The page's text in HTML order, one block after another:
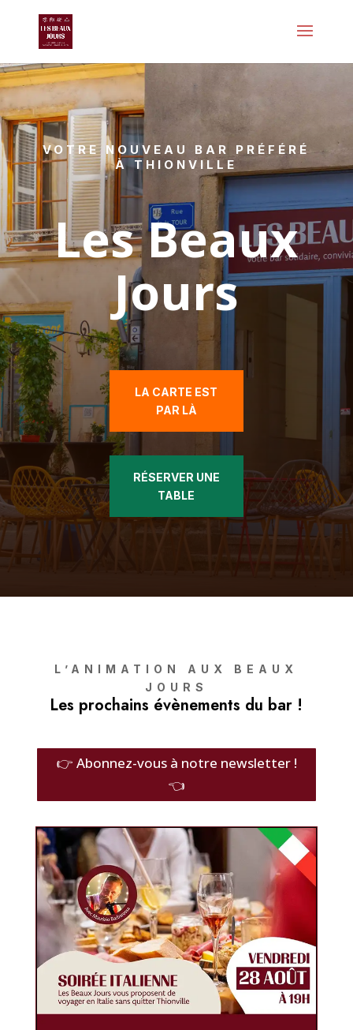
VOTRE NOUVEAU BAR PRÉFÉRÉ
À THIONVILLE
Les Beaux
Jours
LA CARTE EST
PAR LÀ
RÉSERVER UNE
TABLE
L’ANIMATION AUX BEAUX
JOURS
Les prochains évènements du bar !
👉‍ Abonnez-vous à notre newsletter !
👈